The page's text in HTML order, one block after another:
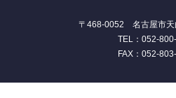
〒468-0052 名古屋市天
TEL：052-
FAX：052-